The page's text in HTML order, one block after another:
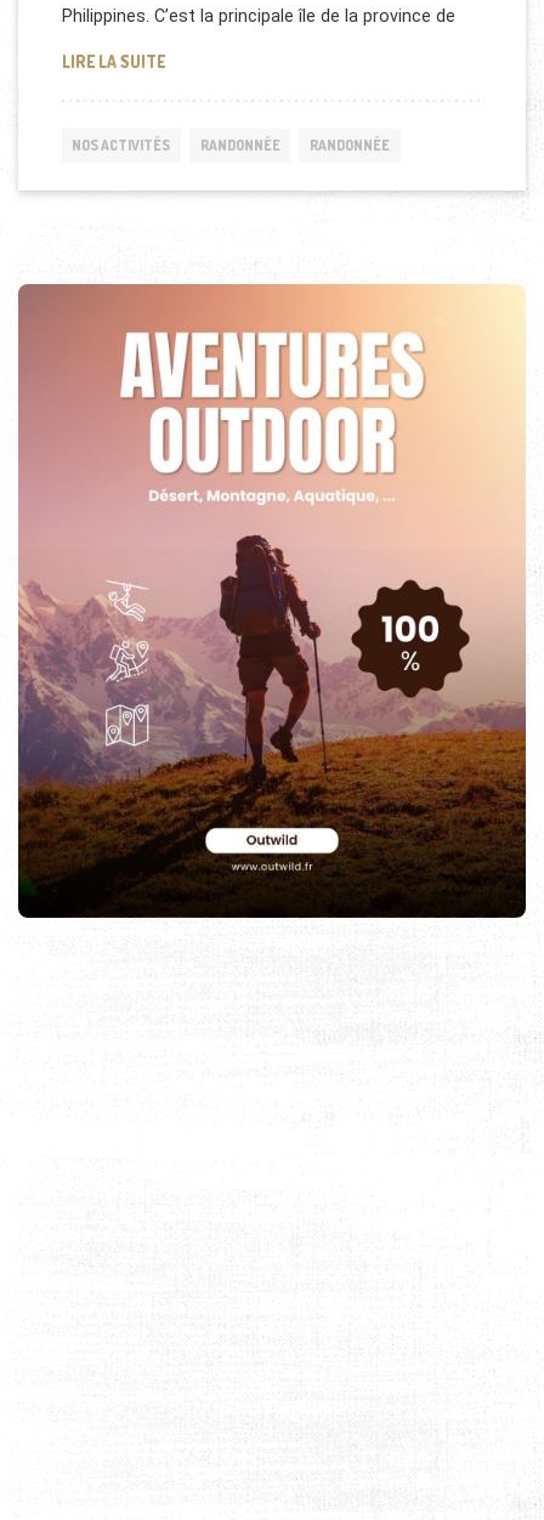
Philippines. C’est la principale île de la province de
LIRE LA SUITERANDONNÉE CITADINE À PALAWAN (PHILIPPINES)
NOS ACTIVITÉS RANDONNÉE RANDONNÉE